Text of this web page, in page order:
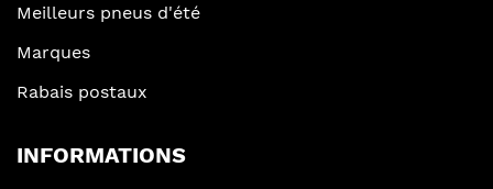
Meilleurs pneus d'été
Marques
Rabais postaux
INFORMATIONS